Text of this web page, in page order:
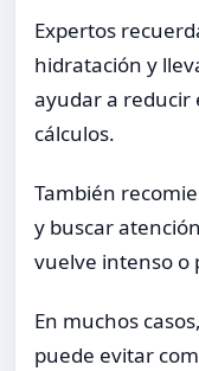
Expertos
hidratación y
ayudar a reducir
cálculos.
También
y buscar
vuelve intenso o
En muchos
puede evitar